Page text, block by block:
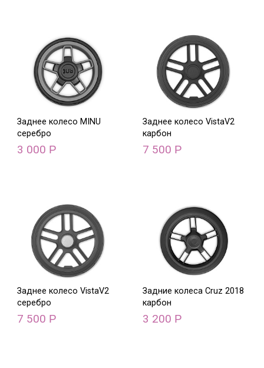
Заднее колесо MINU
серебро
3 000 Р
Заднее колесо VistaV2
карбон
7 500 Р
Заднее колесо VistaV2
серебро
7 500 Р
Задние колеса Cruz 2018
карбон
3 200 Р